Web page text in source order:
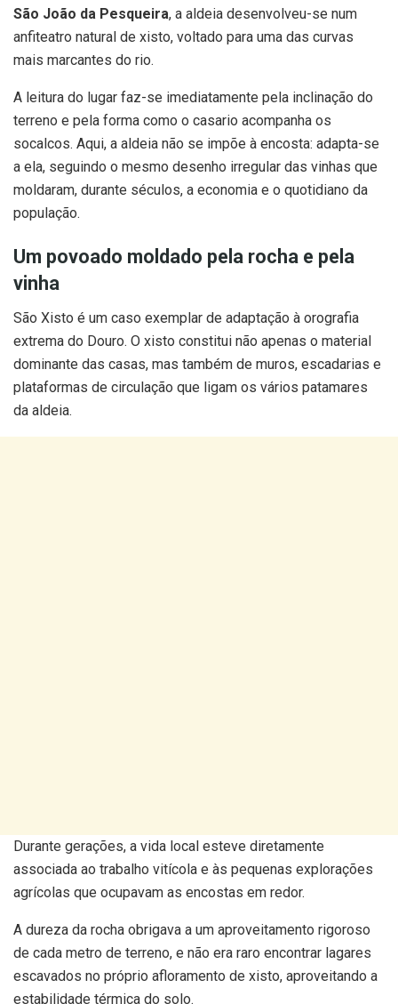
São João da Pesqueira, a aldeia desenvolveu-se num
anfiteatro natural de xisto, voltado para uma das curvas
mais marcantes do rio.
A leitura do lugar faz-se imediatamente pela inclinação do
terreno e pela forma como o casario acompanha os
socalcos. Aqui, a aldeia não se impõe à encosta: adapta-se
a ela, seguindo o mesmo desenho irregular das vinhas que
moldaram, durante séculos, a economia e o quotidiano da
população.
Um povoado moldado pela rocha e pela
vinha
São Xisto é um caso exemplar de adaptação à orografia
extrema do Douro. O xisto constitui não apenas o material
dominante das casas, mas também de muros, escadarias e
plataformas de circulação que ligam os vários patamares
da aldeia.
Durante gerações, a vida local esteve diretamente
associada ao trabalho vitícola e às pequenas explorações
agrícolas que ocupavam as encostas em redor.
A dureza da rocha obrigava a um aproveitamento rigoroso
de cada metro de terreno, e não era raro encontrar lagares
escavados no próprio afloramento de xisto, aproveitando a
estabilidade térmica do solo.